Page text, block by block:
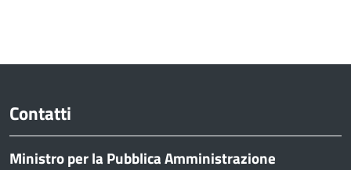
Contatti
Ministro per la Pubblica Amministrazione